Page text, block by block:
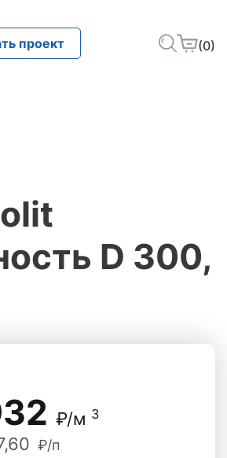
проект (0)
D 300,
₽/м 3
₽/п